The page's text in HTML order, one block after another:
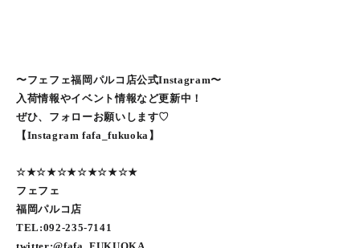
〜フェフェ福岡パルコ店公式Instagram〜
入荷情報やイベント情報など更新中！
ぜひ、フォローお願いします♡
【Instagram fafa_fukuoka】
☆★☆★☆★☆★☆★☆★
フェフェ
福岡パルコ店
TEL:092-235-7141